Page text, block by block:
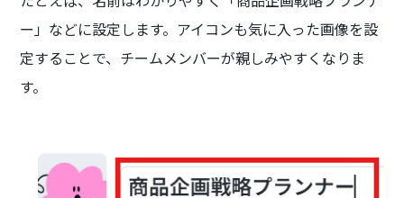
ー」などに設定します。アイコンも気に入った画像を設
定することで、チームメンバーが親しみやすくなりま
す。